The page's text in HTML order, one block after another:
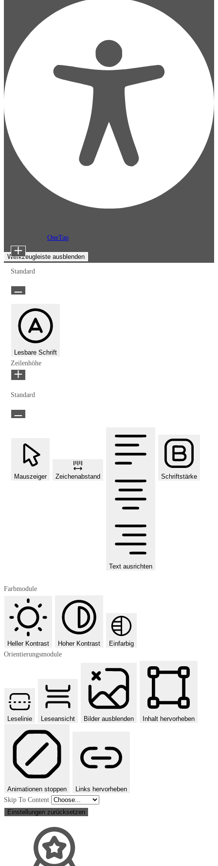
OneTap
Werkzeugleiste ausblenden
Standard
Lesbare Schrift
Zeilenhöhe
Standard
Mauszeiger Zeichenabstand
Text ausrichten
Schriftstärke
Farbmodule
Heller Kontrast Hoher Kontrast
Einfarbig
Orientierungsmodule
Leselinie Leseansicht Bilder ausblenden Inhalt hervorheben
Animationen stoppen
Links hervorheben
Skip To Content
Einstellungen zurücksetzen